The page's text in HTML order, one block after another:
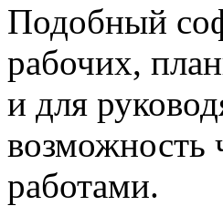
Подобный
рабочих,
и для
возможность
работами.